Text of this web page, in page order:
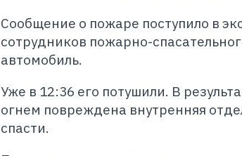
Сообщение о пожаре поступило в
сотрудников пожарно-
автомобиль.
Уже в 12:36 его потушили. В
огнем повреждена внутренняя
спасти.